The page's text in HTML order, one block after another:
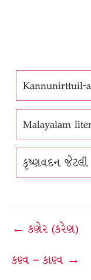
Kannunirttuil-
Malayalam
કૃષ્ણવદન જેટલી
Post
navigation
← કણેર (કરેણ)
કણ્વ – કાણ્વ →